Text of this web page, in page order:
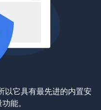
它具有最先进的内置安
能。